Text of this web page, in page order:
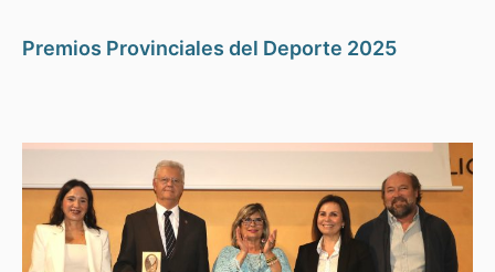
Premios Provinciales del Deporte 2025